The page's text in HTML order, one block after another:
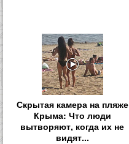
Скрытая камера на пляже
Крыма: Что люди
вытворяют, когда их не
видят...